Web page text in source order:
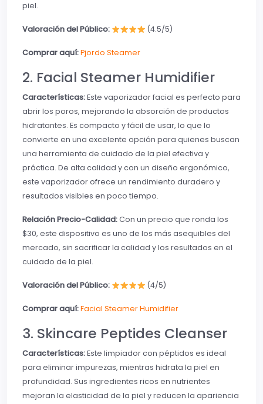
piel.
Valoración del Público: (4.5/5)
Comprar aquí:Pjordo Steamer
2. Facial Steamer Humidifier
Características:Este vaporizador facial es perfecto para
abrir los poros, mejorando la absorción de productos
hidratantes. Es compacto y fácil de usar, lo que lo
convierte en una excelente opción para quienes buscan
una herramienta de cuidado de la piel efectiva y
práctica. De alta calidad y con un diseño ergonómico,
este vaporizador ofrece un rendimiento duradero y
resultados visibles en poco tiempo.
Relación Precio-Calidad:Con un precio que ronda los
$30, este dispositivo es uno de los más asequibles del
mercado, sin sacrificar la calidad y los resultados en el
cuidado de la piel.
Valoración del Público: (4/5)
Comprar aquí:Facial Steamer Humidifier
3. Skincare Peptides Cleanser
Características:Este limpiador con péptidos es ideal
para eliminar impurezas, mientras hidrata la piel en
profundidad. Sus ingredientes ricos en nutrientes
mejoran la elasticidad de la piel y reducen la apariencia